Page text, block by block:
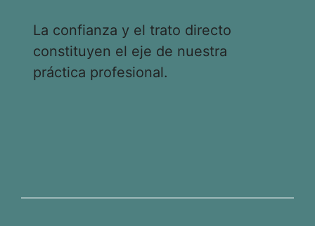
La confianza y el trato directo
constituyen el eje de nuestra
práctica profesional.